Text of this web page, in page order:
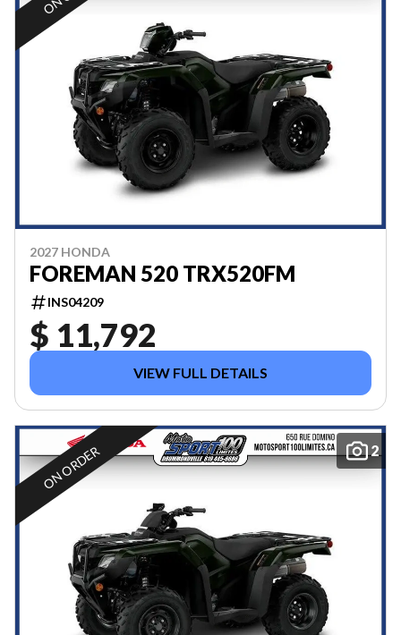
2027 HONDA
FOREMAN 520 TRX520FM
INS04209
$ 11,792
VIEW FULL DETAILS
2
ON ORDER